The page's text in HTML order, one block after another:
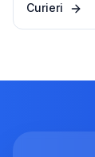
Curieri